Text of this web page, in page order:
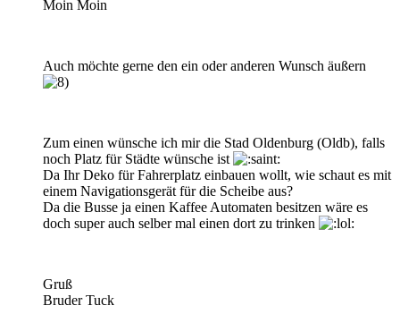
Moin Moin
Auch möchte gerne den ein oder anderen Wunsch äußern
Zum einen wünsche ich mir die Stad Oldenburg (Oldb), falls
noch Platz für Städte wünsche ist
Da Ihr Deko für Fahrerplatz einbauen wollt, wie schaut es mit
einem Navigationsgerät für die Scheibe aus?
Da die Busse ja einen Kaffee Automaten besitzen wäre es
doch super auch selber mal einen dort zu trinken
Gruß
Bruder Tuck